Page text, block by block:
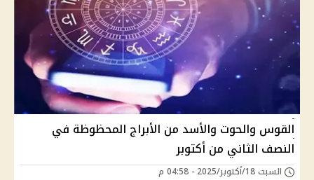
القوس والحوت والأسد من الأبراج المحظوظة في
النصف الثاني من أكتوبر
السبت 18/أكتوبر/2025 - 04:58 م